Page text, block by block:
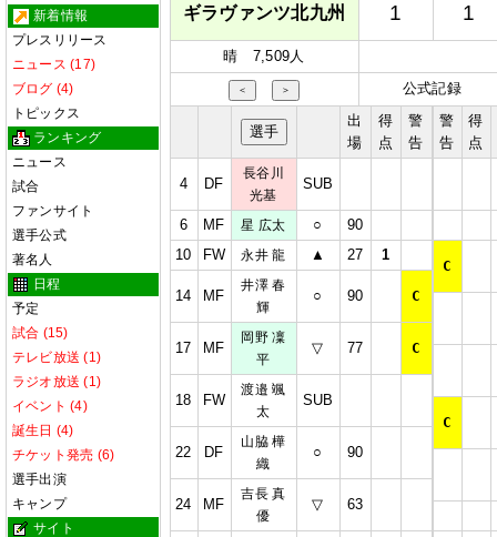
新着情報
プレスリリース
ニュース (17)
ブログ (4)
トピックス
ランキング
ニュース
試合
ファンサイト
選手公式
著名人
日程
予定
試合 (15)
テレビ放送 (1)
ラジオ放送 (1)
イベント (4)
誕生日 (4)
チケット発売 (6)
選手出演
キャンプ
サイト
ギラヴァンツ北九州 1 1
晴 7,509人
＜ ＞ 公式記録
選手
出
場
得
点
警
告
4 DF
長谷川
光基
SUB
6 MF 星 広太 ○
90
10
FW 永井 龍 ▲ 27 1
14 MF
井澤 春
輝
○ 90 C
17 MF
岡野 凜
平
▽ 77 C
18 FW
渡邉 颯
太
SUB
22 DF
山脇 樺
織
○ 90
24 MF
吉長 真
優
▽ 63
警
告
得
点
C
C